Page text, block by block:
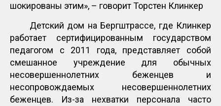
шокированы этим», – говорит Торстен Клинкер
Детский дом на Бергштрассе, где Клинкер
работает сертифицированным государством
педагогом с 2011 года, представляет собой
смешанное учреждение для обычных
несовершеннолетних беженцев и
несопровождаемых несовершеннолетних
беженцев. Из-за нехватки персонала часто